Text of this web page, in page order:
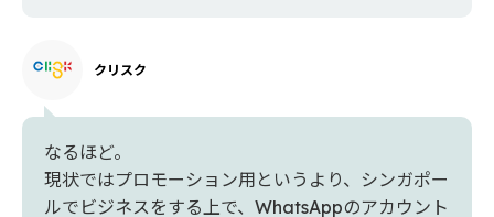
クリスク
なるほど。
現状ではプロモーション用というより、シンガポー
ルでビジネスをする上で、WhatsAppのアカウント